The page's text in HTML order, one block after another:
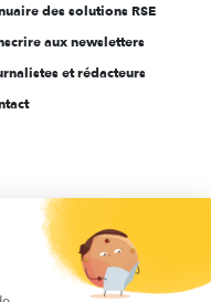
des solutions RSE
aux newsletters
et rédacteurs